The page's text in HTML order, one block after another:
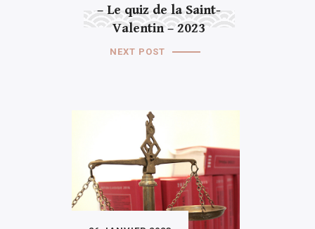
– Le quiz de la Saint-
Valentin – 2023
NEXT POST